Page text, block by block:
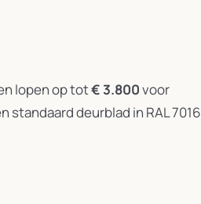
lopen op tot€ 3.800voor
standaard deurblad in RAL 7016